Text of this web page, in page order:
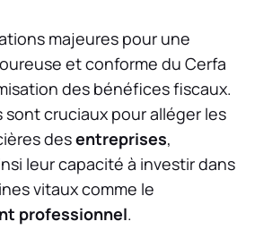
majeures pour une
et conforme du Cerfa
des bénéfices fiscaux.
sont cruciaux pour alléger les
desentreprises,
leur capacité à investir dans
vitaux comme le
professionnel.